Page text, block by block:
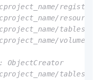
tables/
volumes/
ObjectCreator
tables/